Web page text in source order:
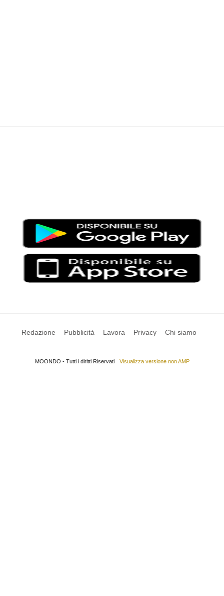
Redazione Pubblicità Lavora Privacy Chi siamo
MOONDO - Tutti i diritti Riservati Visualizza versione non AMP